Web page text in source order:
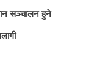
सञ्चालन हुने